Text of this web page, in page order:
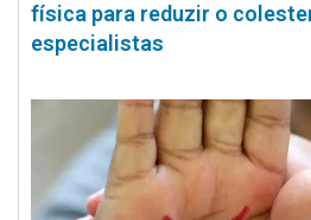
física para reduzir o
especialistas